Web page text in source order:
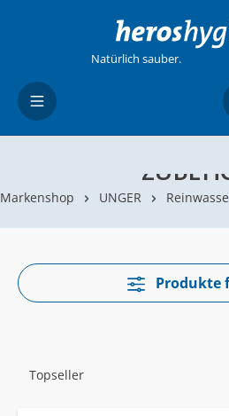
Zum Hauptinhalt springen
Natürlich sauber.
Markenshop UNGER
Produkte